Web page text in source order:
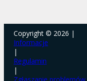
Copyright © 2026 |
Informacje
|
Regulamin
|